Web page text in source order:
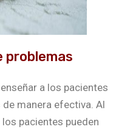
problemas
a los pacientes
manera efectiva. Al
los pacientes pueden